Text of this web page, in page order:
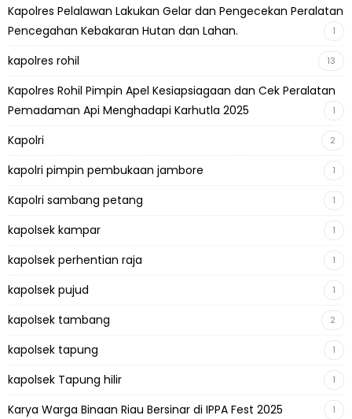
Kapolres Pelalawan Lakukan Gelar dan Pengecekan Peralatan
Pencegahan Kebakaran Hutan dan Lahan.
1
kapolres rohil 13
Kapolres Rohil Pimpin Apel Kesiapsiagaan dan Cek Peralatan
Pemadaman Api Menghadapi Karhutla 2025
1
Kapolri 2
kapolri pimpin pembukaan jambore 1
Kapolri sambang petang 1
kapolsek kampar 1
kapolsek perhentian raja 1
kapolsek pujud 1
kapolsek tambang 2
kapolsek tapung 1
kapolsek Tapung hilir 1
Karya Warga Binaan Riau Bersinar di IPPA Fest 2025 1